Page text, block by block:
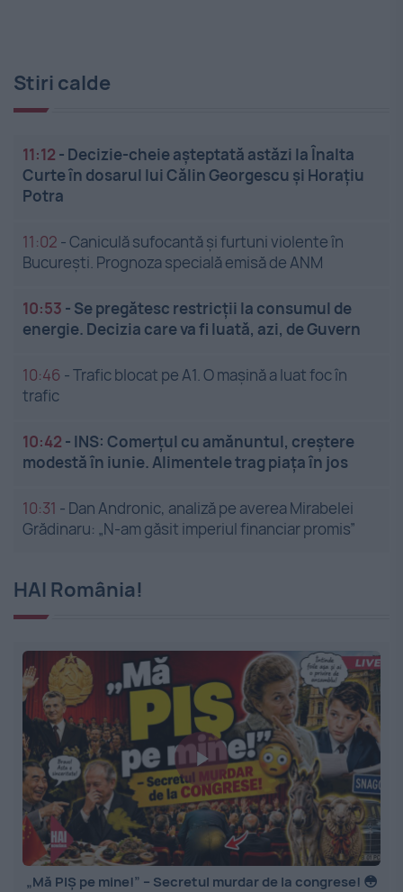
Stiri calde
11:12 - Decizie-cheie așteptată astăzi la Înalta
Curte în dosarul lui Călin Georgescu și Horațiu
Potra
11:02 -Caniculă sufocantă și furtuni violente în
București. Prognoza specială emisă de ANM
10:53 - Se pregătesc restricții la consumul de
energie. Decizia care va fi luată, azi, de Guvern
10:46 -Trafic blocat pe A1. O mașină a luat foc în
trafic
10:42 - INS: Comerțul cu amănuntul, creștere
modestă în iunie. Alimentele trag piața în jos
10:31 - Dan Andronic, analiză pe averea Mirabelei
Grădinaru: „N-am găsit imperiul financiar promis”
HAI România!
„Mă PIȘ pe mine!” – Secretul murdar de la congrese! 😳